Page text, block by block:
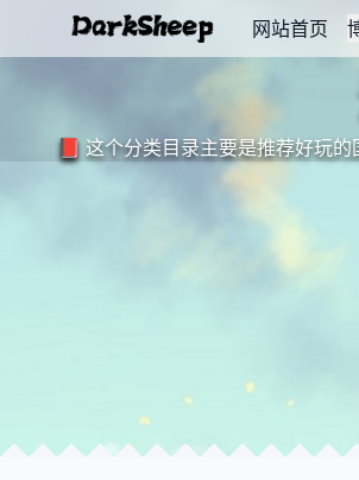
网站首页
📕 这个分类目录主要是推荐好玩